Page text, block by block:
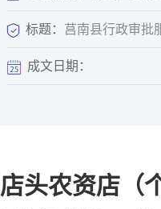
政
标题： 莒南县行政审批
成文日期：
头农资店（